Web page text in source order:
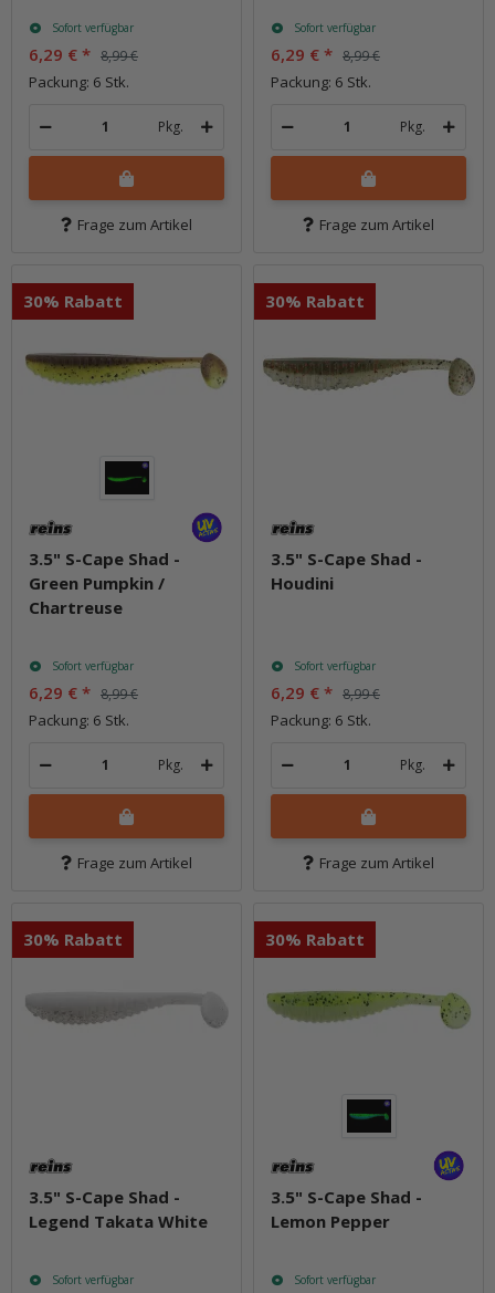
Sofort verfügbar
6,29 € * 8,99 €
Packung: 6 Stk.
Pkg.
Frage zum Artikel
Sofort verfügbar
6,29 € * 8,99 €
Packung: 6 Stk.
Pkg.
Frage zum Artikel
30% Rabatt
3.5" S-Cape Shad -
Green Pumpkin /
Chartreuse
Sofort verfügbar
6,29 € * 8,99 €
Packung: 6 Stk.
Pkg.
Frage zum Artikel
30% Rabatt
3.5" S-Cape Shad -
Houdini
Sofort verfügbar
6,29 € * 8,99 €
Packung: 6 Stk.
Pkg.
Frage zum Artikel
30% Rabatt
3.5" S-Cape Shad -
Legend Takata White
Sofort verfügbar
30% Rabatt
3.5" S-Cape Shad -
Lemon Pepper
Sofort verfügbar